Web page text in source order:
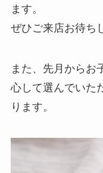
ます。
ぜひご来店お待ち
また、先月からお
心して選んでいた
ります。